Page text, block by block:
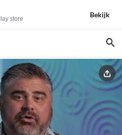
store
Bekijk